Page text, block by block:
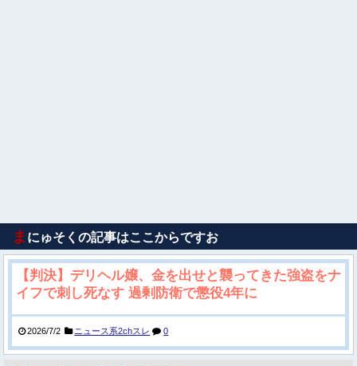
ま にゅそくの記事はここからですお
【判決】デリヘル嬢、金を出せと襲ってきた強盗をナ
イフで刺し死なす 過剰防衛で懲役4年に
2026/7/2 ニュース系2chスレ 0